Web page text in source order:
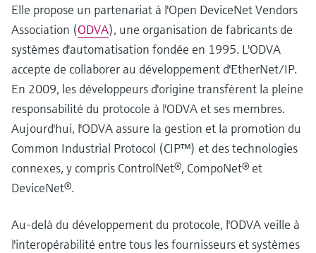
Elle propose un partenariat à l'Open DeviceNet Vendors
Association (ODVA), une organisation de fabricants de
systèmes d'automatisation fondée en 1995. L'ODVA
accepte de collaborer au développement d'EtherNet/IP.
En 2009, les développeurs d'origine transfèrent la pleine
responsabilité du protocole à l'ODVA et ses membres.
Aujourd'hui, l'ODVA assure la gestion et la promotion du
Common Industrial Protocol (CIP™) et des technologies
connexes, y compris ControlNet®, CompoNet® et
DeviceNet®.
Au-delà du développement du protocole, l'ODVA veille à
l'interopérabilité entre tous les fournisseurs et systèmes